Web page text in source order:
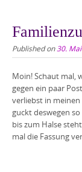
Published on 30.
Moin! Schaut mal,
gegen ein paar
verliebst in
guckt deswegen
bis zum Halse
mal die Fassung